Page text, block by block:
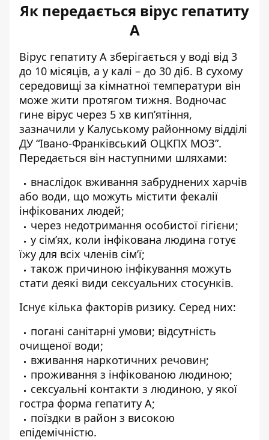
Як передається вірус гепатиту
А
Вірус гепатиту А зберігається у воді від 3
до 10 місяців, а у калі – до 30 діб. В сухому
середовищі за кімнатної температури він
може жити протягом тижня. Водночас
гине вірус через 5 хв кип’ятіння,
зазначили у Калуському районному відділі
ДУ “Івано-Франківський ОЦКПХ МОЗ”.
Передається він наступними шляхами:
внаслідок вживання забруднених харчів
або води, що можуть містити фекалії
інфікованих людей;
через недотримання особистої гігієни;
у сім’ях, коли інфікована людина готує
їжу для всіх членів сім’ї;
також причиною інфікування можуть
стати деякі види сексуальних стосунків.
Існує кілька факторів ризику. Серед них:
погані санітарні умови; відсутність
очищеної води;
вживання наркотичних речовин;
проживання з інфікованою людиною;
сексуальні контакти з людиною, у якої
гостра форма гепатиту А;
поїздки в район з високою
епідемічністю.